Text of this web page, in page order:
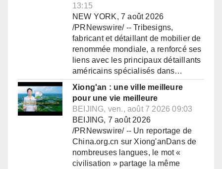
13:15
NEW YORK, 7 août 2026
/PRNewswire/ -- Tribesigns,
fabricant et détaillant de mobilier de
renommée mondiale, a renforcé ses
liens avec les principaux détaillants
américains spécialisés dans…
Xiong'an : une ville meilleure
pour une vie meilleure
BEIJING, ven., août 7 2026 09:03
BEIJING, 7 août 2026
/PRNewswire/ -- Un reportage de
China.org.cn sur Xiong'anDans de
nombreuses langues, le mot «
civilisation » partage la même